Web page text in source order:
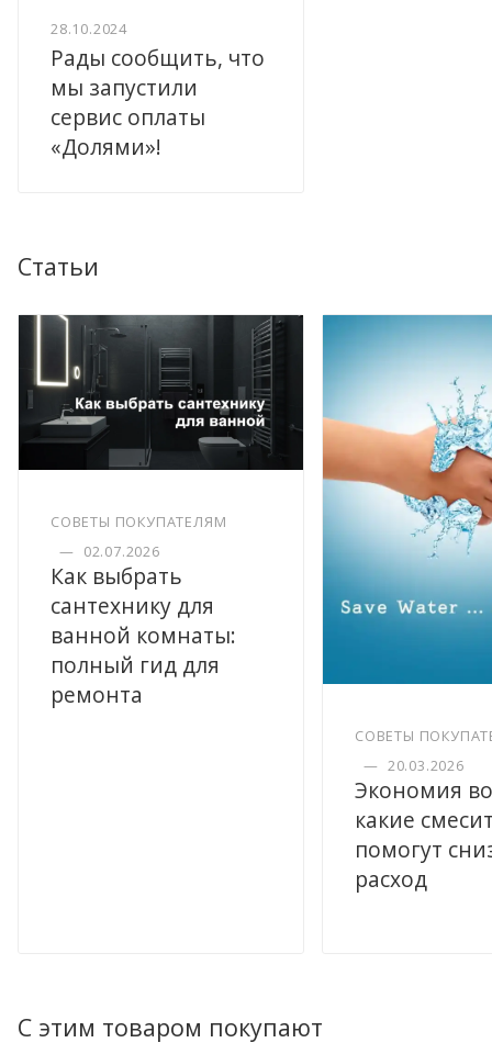
28.10.2024
Рады сообщить, что
мы запустили
сервис оплаты
«Долями»!
Статьи
СОВЕТЫ ПОКУПАТЕЛЯМ
— 02.07.2026
Как выбрать
сантехнику для
ванной комнаты:
полный гид для
ремонта
СОВЕТЫ
— 20.03.2026
Экономия
какие
помогут
расход
С этим товаром покупают